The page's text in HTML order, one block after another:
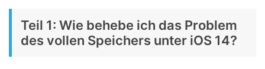
Teil 1: Wie behebe ich das Problem
des vollen Speichers unter iOS 14?